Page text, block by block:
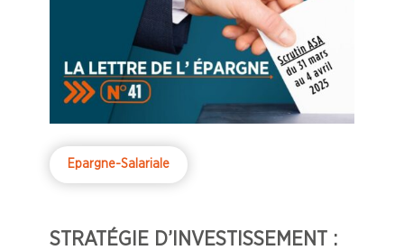
Epargne-Salariale
STRATÉGIE D’INVESTISSEMENT :